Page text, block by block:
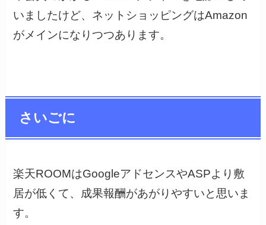
いましたけど、ネットショッピングはAmazon
がメインになりつつあります。
さいごに
楽天ROOMはGoogleアドセンスやASPより敷
居が低くて、成果報酬があがりやすいと思いま
す。